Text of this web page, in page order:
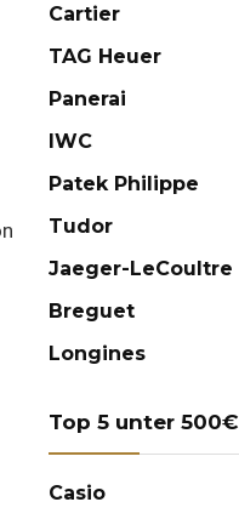
Cartier
TAG Heuer
Panerai
IWC
Patek Philippe
Tudor
Jaeger-LeCoultre
Breguet
Longines
Top 5 unter 500€
Casio